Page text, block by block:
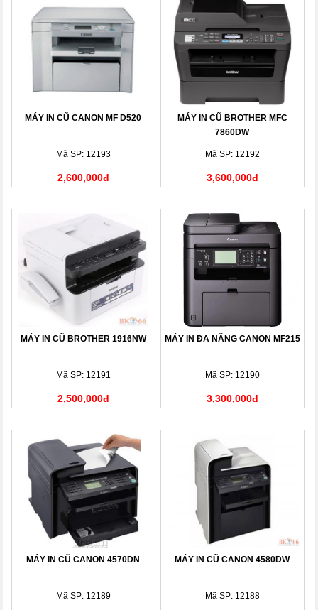
MÁY IN CŨ CANON MF D520
Mã SP: 12193
2,600,000đ
MÁY IN CŨ BROTHER MFC
7860DW
Mã SP: 12192
3,600,000đ
MÁY IN CŨ BROTHER 1916NW
Mã SP: 12191
2,500,000đ
MÁY IN ĐA NĂNG CANON MF215
Mã SP: 12190
3,300,000đ
MÁY IN CŨ CANON 4570DN
Mã SP: 12189
MÁY IN CŨ CANON 4580DW
Mã SP: 12188